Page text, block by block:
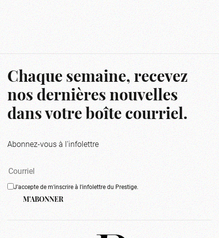
Chaque semaine, recevez
nos dernières nouvelles
dans votre boîte courriel.
Abonnez-vous à l'infolettre
J'accepte de m'inscrire à l'infolettre du Prestige.
M'ABONNER